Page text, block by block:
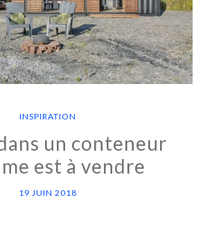
INSPIRATION
un conteneur
est à vendre
19 JUIN 2018